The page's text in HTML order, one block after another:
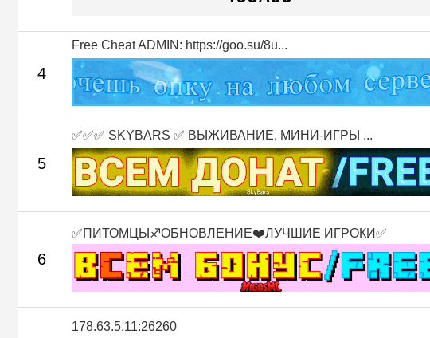
4
Free Cheat ADMIN: https://goo.su/8u...
5
✅✅✅ SKYBARS ✅ ВЫЖИВАНИЕ, МИНИ-ИГРЫ ...
6
✅ПИТОМЦЫ♐ОБНОВЛЕНИЕ❤️ЛУЧШИЕ ИГРОКИ✅
178.63.5.11:26260